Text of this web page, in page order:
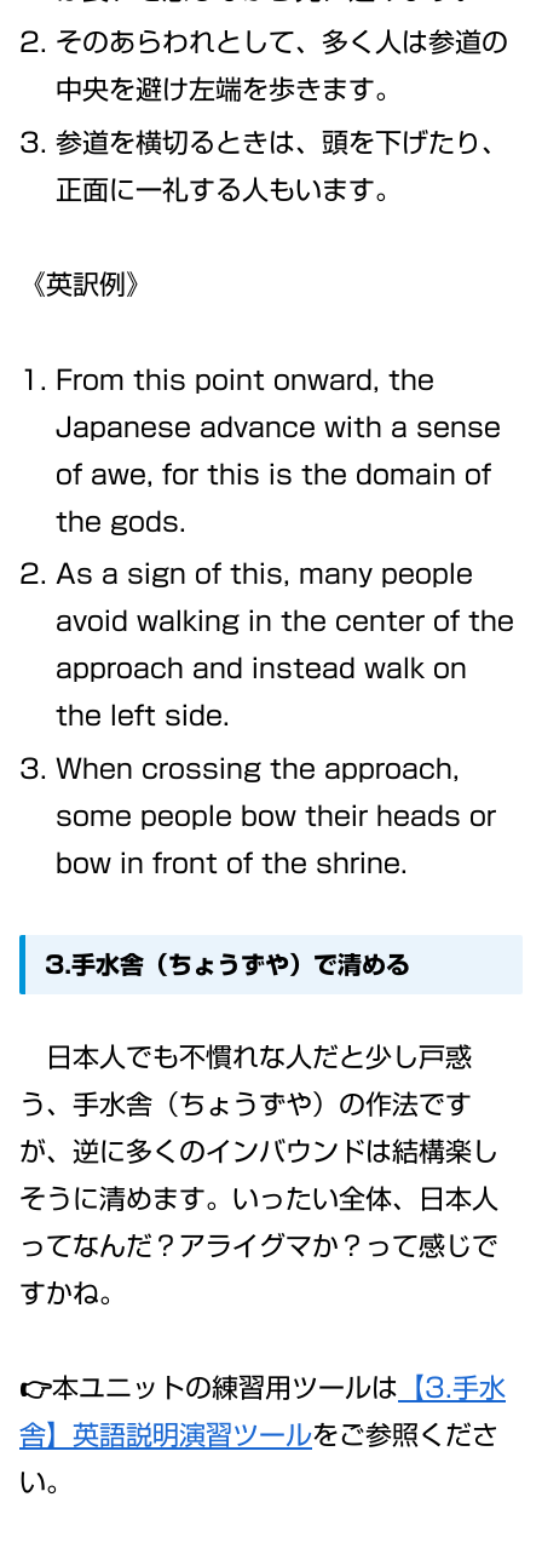
そのあらわれとして、多く人は参道の
中央を避け左端を歩きます。
参道を横切るときは、頭を下げたり、
正面に一礼する人もいます。
《英訳例》
From this point onward, the
Japanese advance with a sense
of awe, for this is the domain of
the gods.
As a sign of this, many people
avoid walking in the center of the
approach and instead walk on
the left side.
When crossing the approach,
some people bow their heads or
bow in front of the shrine.
3.手水舎（ちょうずや）で清める
日本人でも不慣れな人だと少し戸惑
う、手水舎（ちょうずや）の作法です
が、逆に多くのインバウンドは結構楽し
そうに清めます。いったい全体、日本人
ってなんだ？アライグマか？って感じで
すかね。
👉本ユニットの練習用ツールは 【3.手水
舎】英語説明演習ツールをご参照くださ
い。